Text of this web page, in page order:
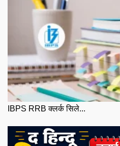
IBPS RRB क्लर्क सिले...